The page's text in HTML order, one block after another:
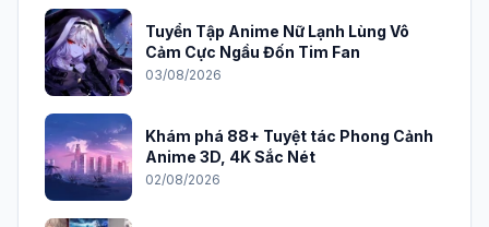
Tuyển Tập Anime Nữ Lạnh Lùng Vô
Cảm Cực Ngầu Đốn Tim Fan
03/08/2026
Khám phá 88+ Tuyệt tác Phong Cảnh
Anime 3D, 4K Sắc Nét
02/08/2026